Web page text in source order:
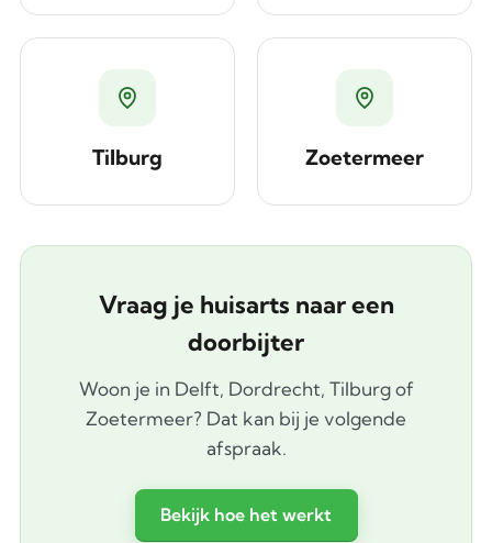
Tilburg Zoetermeer
Vraag je huisarts naar een
doorbijter
Woon je in Delft, Dordrecht, Tilburg of
Zoetermeer? Dat kan bij je volgende
afspraak.
Bekijk hoe het werkt